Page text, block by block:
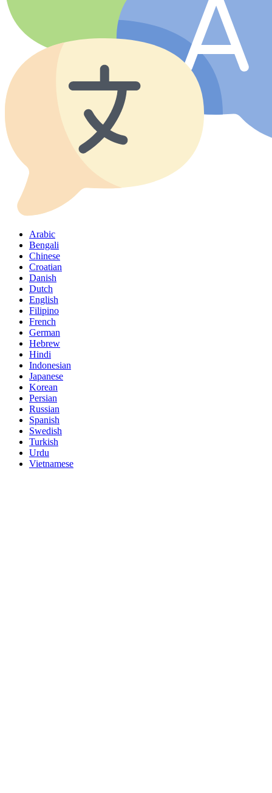
Arabic
Bengali
Chinese
Croatian
Danish
Dutch
English
Filipino
French
German
Hebrew
Hindi
Indonesian
Japanese
Korean
Persian
Russian
Spanish
Swedish
Turkish
Urdu
Vietnamese